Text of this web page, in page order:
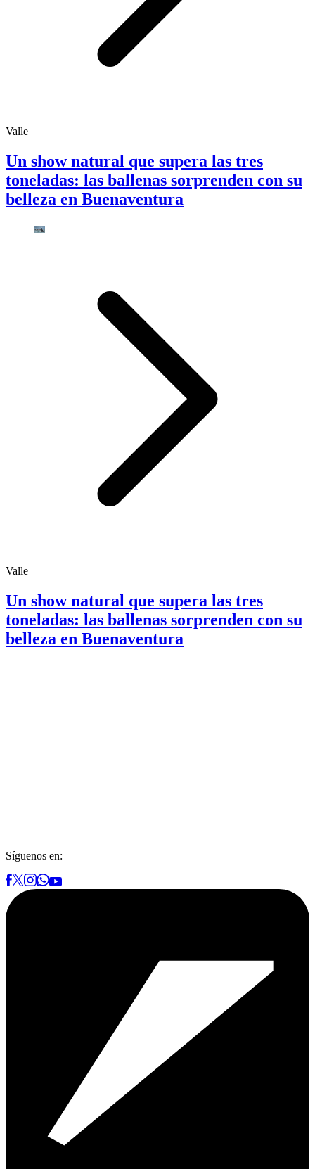
Valle
Un show natural que supera las tres
toneladas: las ballenas sorprenden con su
belleza en Buenaventura
Valle
Un show natural que supera las tres
toneladas: las ballenas sorprenden con su
belleza en Buenaventura
Síguenos en: